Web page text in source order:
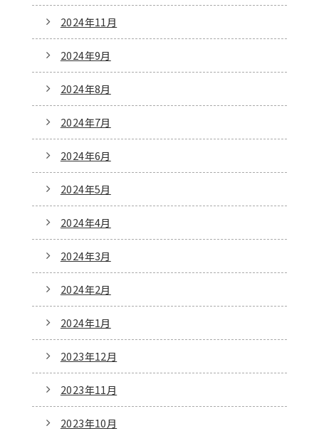
2024年11月
2024年9月
2024年8月
2024年7月
2024年6月
2024年5月
2024年4月
2024年3月
2024年2月
2024年1月
2023年12月
2023年11月
2023年10月